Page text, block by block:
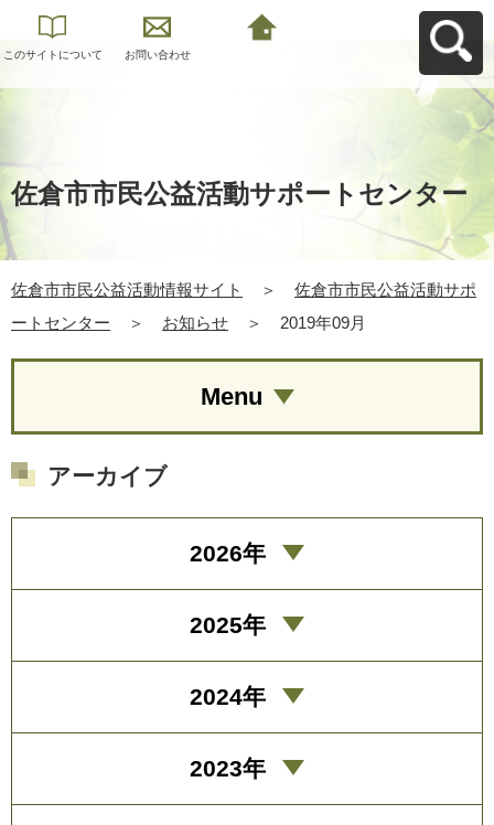
このサイトについて お問い合わせ
佐倉市市民公益活動サポートセンター
佐倉市市民公益活動情報サイト ＞
佐倉市市民公益活動サポ
ートセンター
＞ お知らせ ＞ 2019年09月
Menu
アーカイブ
2026年
2025年
2024年
2023年